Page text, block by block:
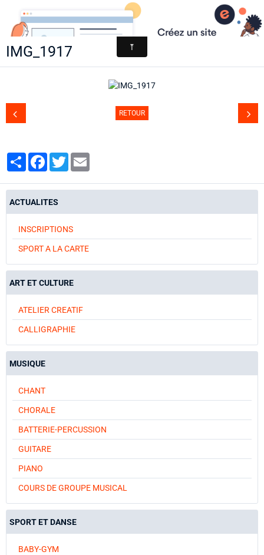
AACCA
Page d'accueil
Diaporamas
IMG_1917
RETOUR
PartagerFacebook
Twitter
ACTUALITES
INSCRIPTIONS
SPORT A LA CARTE
ART ET CULTURE
ATELIER CREATIF
CALLIGRAPHIE
MUSIQUE
CHANT
CHORALE
BATTERIE-PERCUSSION
GUITARE
PIANO
COURS DE GROUPE MUSICAL
SPORT ET DANSE
BABY-GYM